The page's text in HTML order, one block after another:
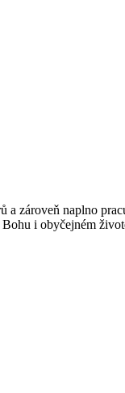
zároveň naplno
i obyčejném